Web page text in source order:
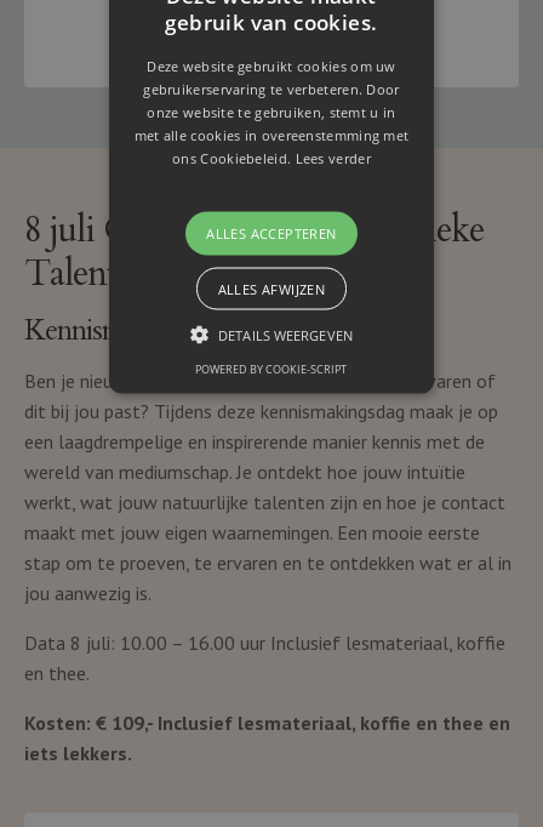
Yes, ik ben er bij
8 juli Ontdek Jouw Mediamieke
Talent
Kennismaken met Mediumschap
Ben je nieuwsgierig naar mediumschap en wil je ervaren of
dit bij jou past? Tijdens deze kennismakingsdag maak je op
een laagdrempelige en inspirerende manier kennis met de
wereld van mediumschap. Je ontdekt hoe jouw intuïtie
werkt, wat jouw natuurlijke talenten zijn en hoe je contact
maakt met jouw eigen waarnemingen. Een mooie eerste
stap om te proeven, te ervaren en te ontdekken wat er al in
jou aanwezig is.
Data 8 juli: 10.00 – 16.00 uur Inclusief lesmateriaal, koffie
en thee.
Kosten: € 109,- Inclusief lesmateriaal, koffie en thee en
iets lekkers.
gebruik van cookies.
Deze website gebruikt cookies om uw
gebruikerservaring te verbeteren. Door
onze website te gebruiken, stemt u in
met alle cookies in overeenstemming met
ons Cookiebeleid. Lees verder
ALLES ACCEPTEREN
ALLES AFWIJZEN
DETAILS WEERGEVEN
POWERED BY COOKIE-SCRIPT